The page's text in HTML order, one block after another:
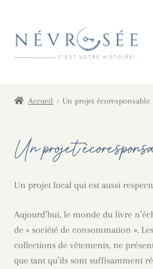
àau
Un projet
La collection Femmes
L’équipe
Revue de presse
Accueil Un projet écoresponsable
Un projet
Un projet local qui est aussi
Aujourd’hui, le monde du livre
de « société de consommation ».
collections de vêtements, ne
que tant qu’ils sont suffisamment